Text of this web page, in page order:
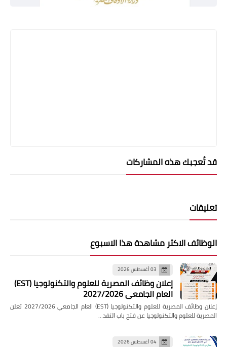
هذه المشاركات
الاكثر مشاهدة هذا الاسبوع
إعلان وظائف المصرية للعلوم والتكنولوجيا (EST)
العام الجامعي 2027/2026
إعلان وظائف المصرية للعلوم والتكنولوجيا (EST) العام الجامعي 2027/2026 تعلن
للعلوم والتكنولوجيا عن فتح باب التقد…